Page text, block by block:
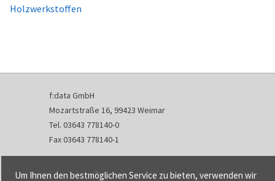
Holzwerkstoffen
f:data GmbH
Mozartstraße 16, 99423 Weimar
Tel. 03643 778140-0
Fax 03643 778140-1
info@fdata.de
Um Ihnen den bestmöglichen Service zu bieten, verwenden wir